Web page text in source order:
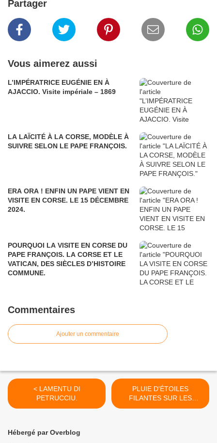
Partager
Vous aimerez aussi
L’IMPÉRATRICE EUGÉNIE EN À
AJACCIO. Visite impériale – 1869
LA LAÏCITÉ À LA CORSE, MODÈLE À
SUIVRE SELON LE PAPE FRANÇOIS.
ERA ORA ! ENFIN UN PAPE VIENT EN
VISITE EN CORSE. LE 15 DÉCEMBRE
2024.
POURQUOI LA VISITE EN CORSE DU
PAPE FRANÇOIS. LA CORSE ET LE
VATICAN, DES SIÈCLES D’HISTOIRE
COMMUNE.
Commentaires
Ajouter un commentaire
< LAMENTU DI
PETRUCCIU.
PLUIE D'ÉTOILES
FILANTES SUR LES
SANGUINAIRES. >
Hébergé par Overblog